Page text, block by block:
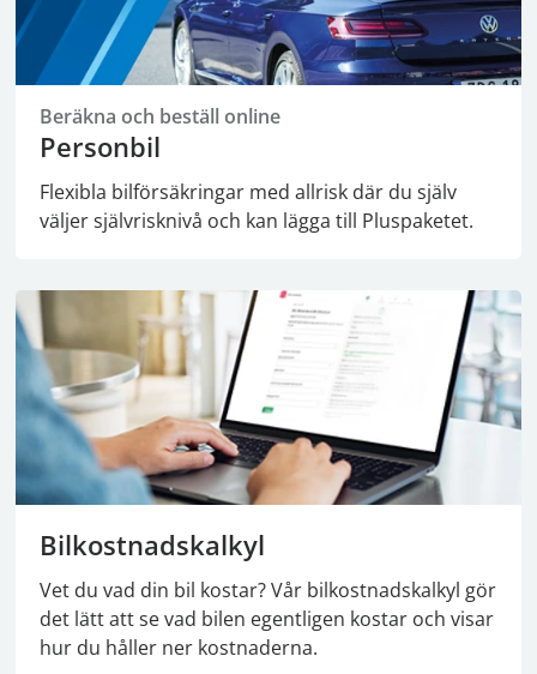
Beräkna och beställ online
Personbil
Flexibla bilförsäkringar med allrisk där du själv
väljer självrisknivå och kan lägga till Pluspaketet.
Bilkostnadskalkyl
Vet du vad din bil kostar? Vår bilkostnadskalkyl gör
det lätt att se vad bilen egentligen kostar och visar
hur du håller ner kostnaderna.